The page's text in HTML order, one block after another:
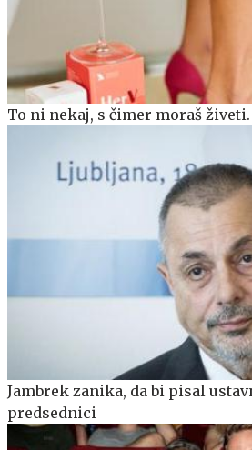
To ni nekaj, s čimer moraš živeti.
Jambrek zanika, da bi pisal
predsednici